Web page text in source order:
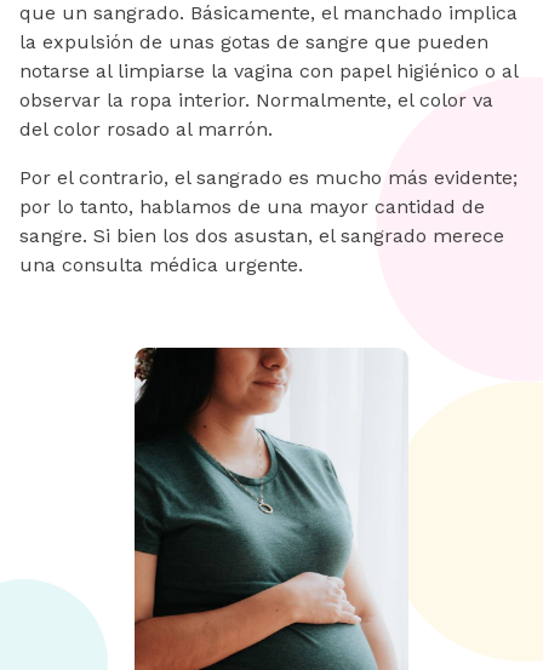
que un sangrado. Básicamente, el manchado implica
la expulsión de unas gotas de sangre que pueden
notarse al limpiarse la vagina con papel higiénico o al
observar la ropa interior. Normalmente, el color va
del color rosado al marrón.
Por el contrario, el sangrado es mucho más evidente;
por lo tanto, hablamos de una mayor cantidad de
sangre. Si bien los dos asustan, el sangrado merece
una consulta médica urgente.